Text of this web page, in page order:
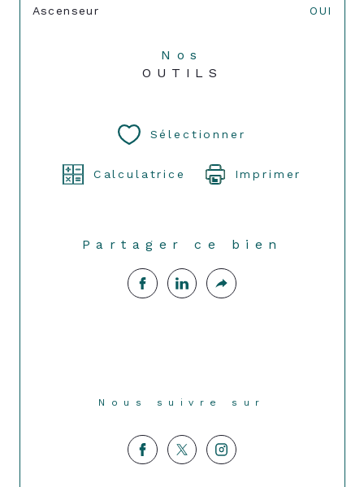
Ascenseur OUI
Nos
OUTILS
Sélectionner
Calculatrice Imprimer
Partager ce bien
Nous suivre sur